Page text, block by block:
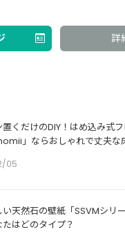
詳
置くだけのDIY！はめ込み式
」ならおしゃれで丈夫な
05
天然石の壁紙「SSVMシリ
はどのタイプ？